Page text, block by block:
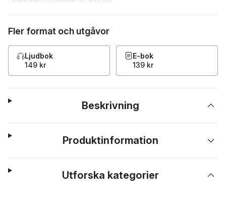
Fler format och utgåvor
Ljudbok
149 kr
E-bok
139 kr
Beskrivning
Produktinformation
Utforska kategorier